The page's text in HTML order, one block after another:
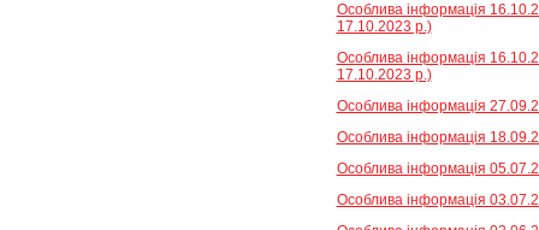
Особлива інформація
17.10.2023 р.)
Особлива інформація
17.10.2023 р.)
Особлива інформація
Особлива інформація
Особлива інформація
Особлива інформація